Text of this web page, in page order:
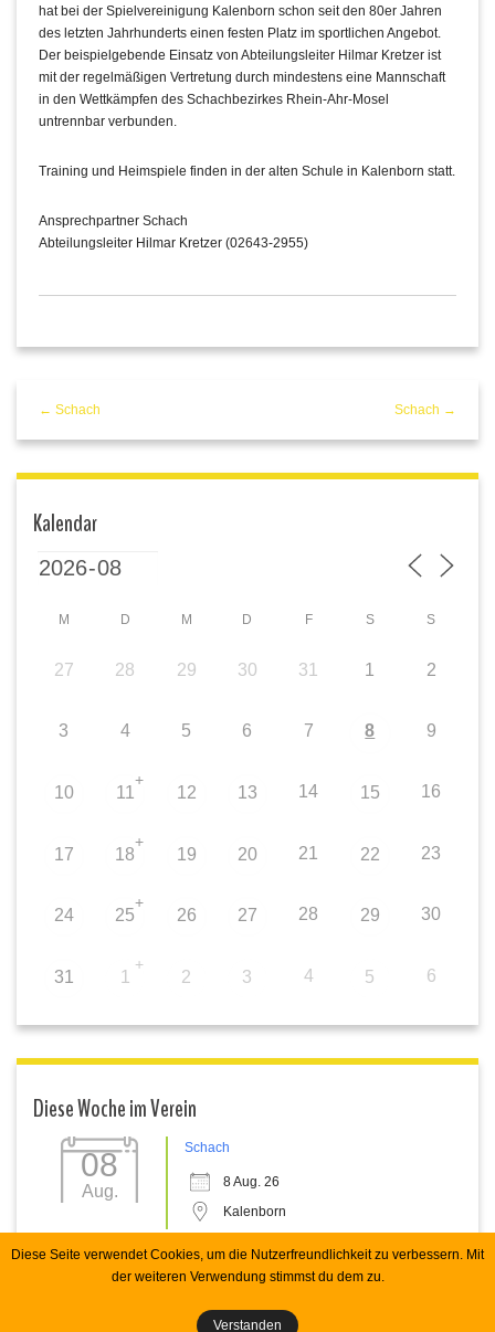
hat bei der Spielvereinigung Kalenborn schon seit den 80er Jahren
des letzten Jahrhunderts einen festen Platz im sportlichen Angebot.
Der beispielgebende Einsatz von Abteilungsleiter Hilmar Kretzer ist
mit der regelmäßigen Vertretung durch mindestens eine Mannschaft
in den Wettkämpfen des Schachbezirkes Rhein-Ahr-Mosel
untrennbar verbunden.
Training und Heimspiele finden in der alten Schule in Kalenborn statt.
Ansprechpartner Schach
Abteilungsleiter Hilmar Kretzer (02643-2955)
← Schach Schach →
Kalendar
M D M D F S S
27 28 29 30 31 1 2
3 4 5 6 7 8 9
10 11
+
12 13 14 15 16
17 18
+
19 20 21 22 23
24 25
+
26 27 28 29 30
31 1
+
2 3 4 5 6
Diese Woche im Verein
08
Aug.
Schach
8 Aug. 26
Kalenborn
Copyright 2026 Spvgg Kalenborn e.V. RHecker
Diese Seite verwendet Cookies, um die Nutzerfreundlichkeit zu verbessern. Mit
der weiteren Verwendung stimmst du dem zu.
Verstanden